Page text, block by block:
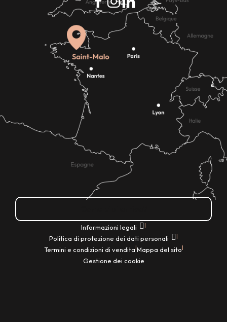
Informazioni legali |
Politica di protezione dei dati personali |
Termini e condizioni di vendita|Mappa del sito|
Gestione dei cookie